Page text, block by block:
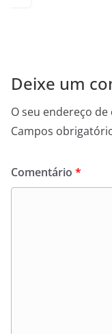
Deixe um
O seu endereço
Campos
Comentário *